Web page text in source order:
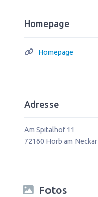
Fotos
Homepage
Homepage
Adresse
Am Spitalhof 11
72160 Horb am Neckar